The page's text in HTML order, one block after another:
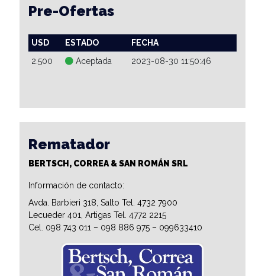
Pre-Ofertas
USD ESTADO
FECHA
2.500
Aceptada 2023-08-30 11:50:46
Rematador
BERTSCH, CORREA & SAN ROMÁN SRL
Información de contacto:
Avda. Barbieri 318, Salto Tel. 4732 7900
Lecueder 401, Artigas Tel. 4772 2215
Cel. 098 743 011 – 098 886 975 – 099633410